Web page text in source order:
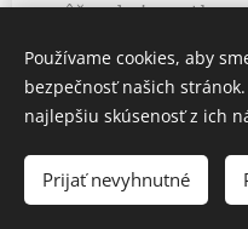
nemôže odmietnuť
je to v prípade detí z
nedostatočné, bude
pastieri by však mali
strany na slávenie
nepomôže, mali by
Používame cookies, aby
bezpečnosť našich
najlepšiu skúsenosť z ich
Prijať nevyhnutné